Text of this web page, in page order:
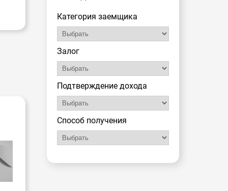
Категория заемщика
Залог
Подтверждение дохода
Способ получения